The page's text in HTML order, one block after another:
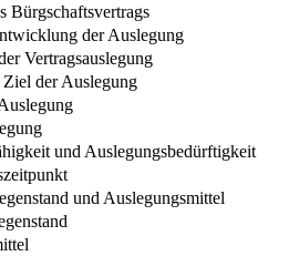
Bürgschaftsvertrags
der Auslegung
Vertragsauslegung
der Auslegung
und Auslegungsbedürftigkeit
und Auslegungsmittel